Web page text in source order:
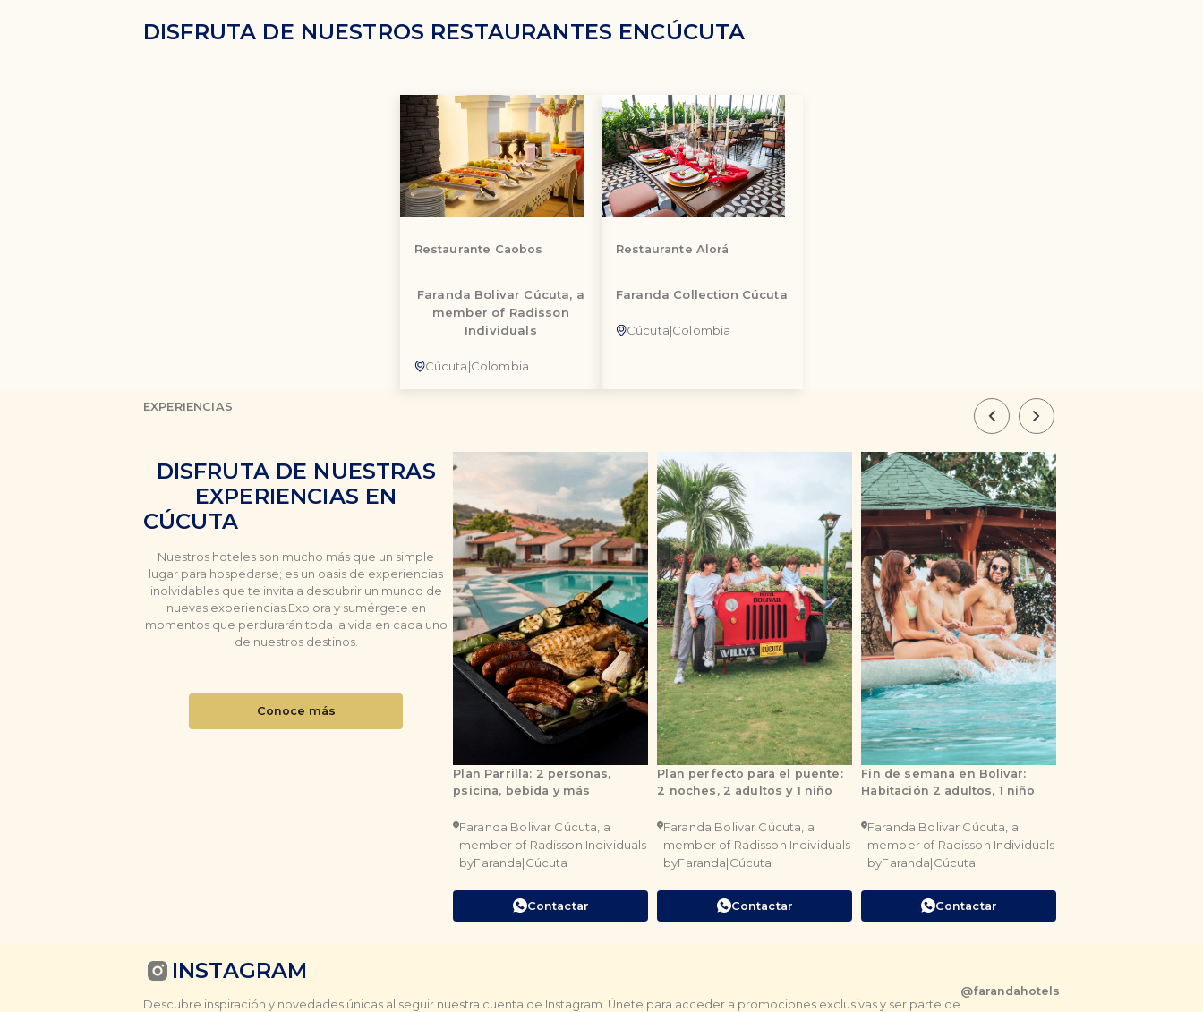
DISFRUTA DE NUESTROS RESTAURANTES ENCÚCUTA
Restaurante Caobos
Faranda Bolivar Cúcuta, a
member of Radisson
Individuals
Cúcuta|Colombia
Restaurante Alorá
Faranda Collection Cúcuta
Cúcuta|Colombia
EXPERIENCIAS
DISFRUTA DE NUESTRAS
EXPERIENCIAS EN
CÚCUTA
Nuestros hoteles son mucho más que un simple
lugar para hospedarse; es un oasis de experiencias
inolvidables que te invita a descubrir un mundo de
nuevas experiencias.Explora y sumérgete en
momentos que perdurarán toda la vida en cada uno
de nuestros destinos.
Conoce más
Plan Parrilla: 2 personas,
psicina, bebida y más
Faranda Bolivar Cúcuta, a
member of Radisson Individuals
byFaranda|Cúcuta
Contactar
Plan perfecto para el puente:
2 noches, 2 adultos y 1 niño
Faranda Bolivar Cúcuta, a
member of Radisson Individuals
byFaranda|Cúcuta
Contactar
Fin de semana en Bolivar:
Habitación 2 adultos, 1 niño
Faranda Bolivar Cúcuta, a
member of Radisson Individuals
byFaranda|Cúcuta
Contactar
INSTAGRAM
Descubre inspiración y novedades únicas al seguir nuestra cuenta de Instagram. Únete para acceder a promociones exclusivas y ser parte de
@farandahotels